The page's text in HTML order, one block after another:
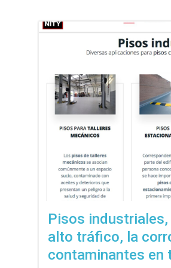
Pisos
alto tráfico, la
contaminantes en